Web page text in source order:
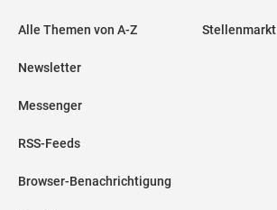
Alle Themen von A-Z
Newsletter
Messenger
RSS-Feeds
Browser-Benachrichtigung
Stellenmarkt